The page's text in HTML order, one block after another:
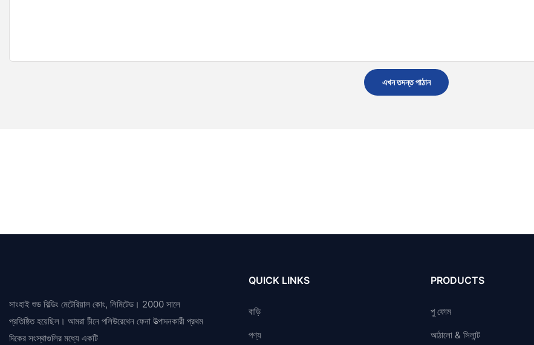
এখন তদন্ত পাঠান
সাংহাই শুড বিল্ডিং মেটেরিয়াল কোং, লিমিটেড। 2000 সালে
প্রতিষ্ঠিত হয়েছিল। আমরা চীনে পলিউরেথেন ফেনা উত্পাদনকারী প্রথম
দিকের সংস্থাগুলির মধ্যে একটি
QUICK LINKS
বাড়ি
পণ্য
PRODUCTS
পু ফোম
আঠালো & সিলান্ট